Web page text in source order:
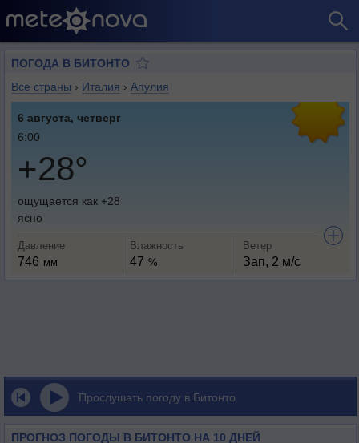
ПОГОДА В БИТОНТО
Все страны › Италия › Апулия
6 августа, четверг
6:00
+28°
ощущается как +28
ясно
Давление
746 мм
Влажность
47 %
Ветер
Зап, 2 м/с
Прослушать погоду в Битонто
ПРОГНОЗ ПОГОДЫ В БИТОНТО НА 10 ДНЕЙ